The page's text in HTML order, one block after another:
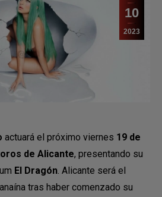
10
2023
actuará el próximo viernes 19 de
de Alicante, presentando su
El Dragón. Alicante será el
tras haber comenzado su